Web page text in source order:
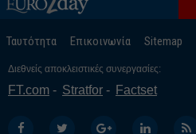
Ταυτότητα Επικοινωνία Sitemap
Διεθνείς αποκλειστικές συνεργασίες:
FT.com Stratfor Factset